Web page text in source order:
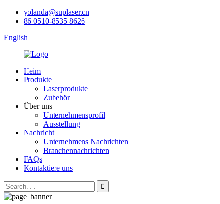
yolanda@suplaser.cn
86 0510-8535 8626
English
Heim
Produkte
Laserprodukte
Zubehör
Über uns
Unternehmensprofil
Ausstellung
Nachricht
Unternehmens Nachrichten
Branchennachrichten
FAQs
Kontaktiere uns